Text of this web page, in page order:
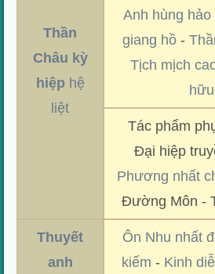
Thần
Châu kỳ
hiệp hệ
liệt
Anh hùng hảo
giang hồ-
Tịch mịch
Tác phẩm
Đại hiệp
Phương nhất
Đường Môn -
Thuyết
anh
Ôn Nhu nhất
kiếm - Kinh